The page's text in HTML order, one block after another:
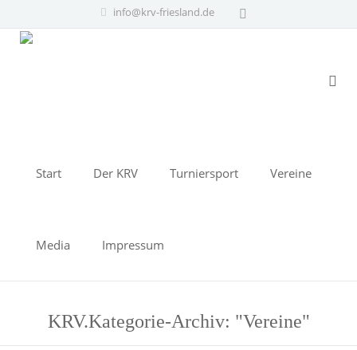
info@krv-friesland.de
Start Der KRV Turniersport Vereine
Media Impressum
KRV.Kategorie-Archiv: "Vereine"